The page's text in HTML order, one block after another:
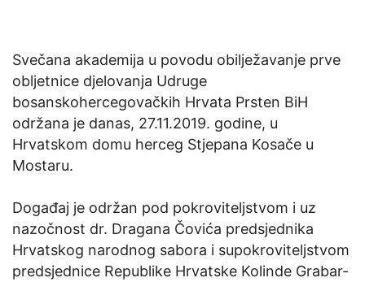
Svečana akademija u povodu obilježavanje prve
obljetnice djelovanja Udruge
bosanskohercegovačkih Hrvata Prsten BiH
održana je danas, 27.11.2019. godine, u
Hrvatskom domu herceg Stjepana Kosače u
Mostaru.
Događaj je održan pod pokroviteljstvom i uz
nazočnost dr. Dragana Čovića predsjednika
Hrvatskog narodnog sabora i supokroviteljstvom
predsjednice Republike Hrvatske Kolinde Grabar-